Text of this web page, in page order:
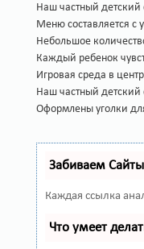
Наш частный детский
Меню составляется с
Небольшое
Каждый ребенок
Игровая среда в
Наш частный детский
Оформлены уголки
Забиваем
Каждая ссылка
Что умеет